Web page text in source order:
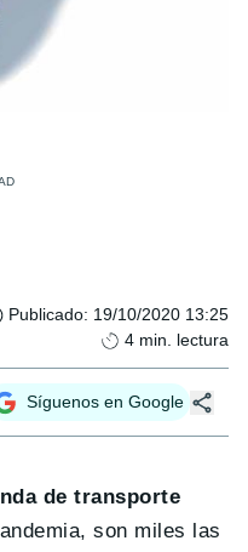
Publicado: 19/10/2020 13:25
4 min. lectura
Síguenos en Google
de transporte
son miles las